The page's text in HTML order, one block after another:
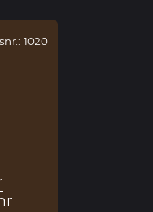
1020